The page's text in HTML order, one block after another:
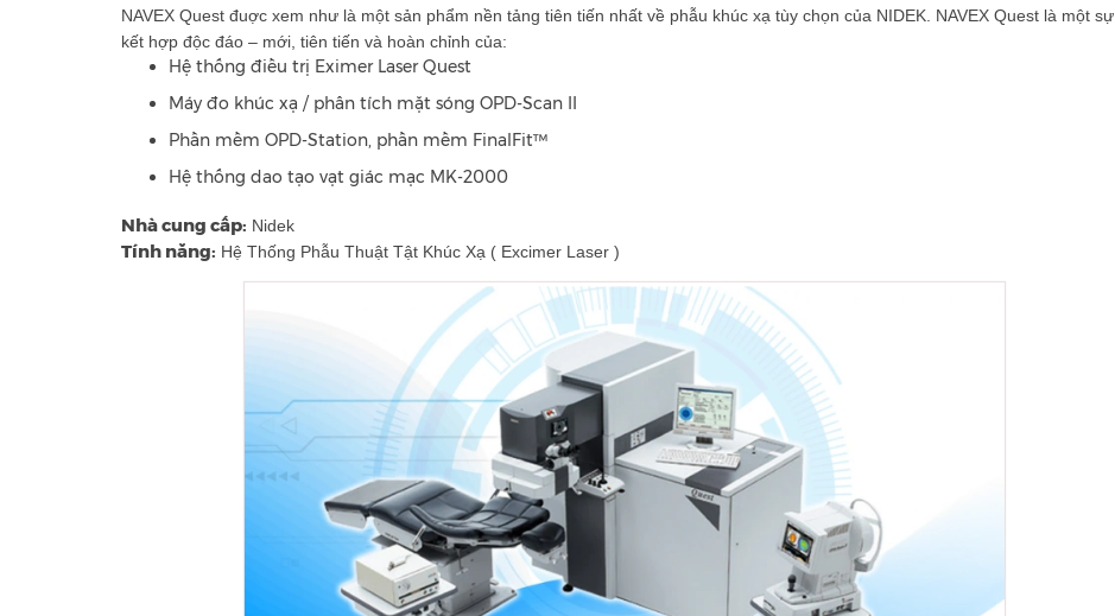
NAVEX Quest đuợc xem như là một sản phẩm nền tảng tiên tiến nhất về phẫu khúc xạ tùy chọn của NIDEK. NAVEX Quest là một sự
kết hợp độc đáo – mới, tiên tiến và hoàn chỉnh của:
Hệ thống điều trị Eximer Laser Quest
Máy đo khúc xạ / phân tích mặt sóng OPD-Scan II
Phần mềm OPD-Station, phần mềm FinalFit™
Hệ thống dao tạo vạt giác mạc MK-2000
Nhà cung cấp: Nidek
Tính năng: Hệ Thống Phẫu Thuật Tật Khúc Xạ ( Excimer Laser )